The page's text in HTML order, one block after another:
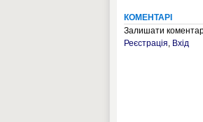
КОМЕНТАРІ
Залишати
Реєстрація, Вхід